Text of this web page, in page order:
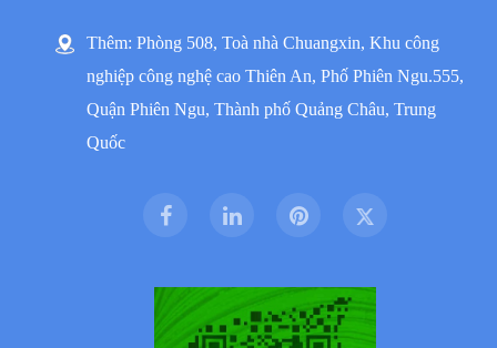
Thêm: Phòng 508, Toà nhà Chuangxin, Khu công
nghiệp công nghệ cao Thiên An, Phố Phiên Ngu.555,
Quận Phiên Ngu, Thành phố Quảng Châu, Trung
Quốc